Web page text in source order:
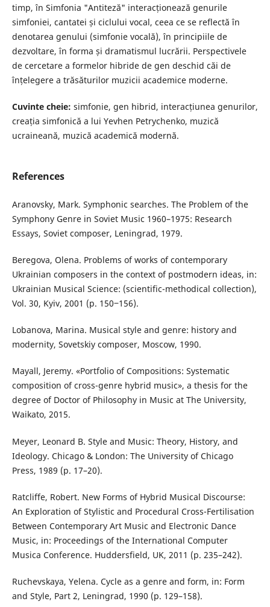
timp, în Simfonia "Antiteză" interacționează genurile
simfoniei, cantatei și ciclului vocal, ceea ce se reflectă în
denotarea genului (simfonie vocală), în principiile de
dezvoltare, în forma și dramatismul lucrării. Perspectivele
de cercetare a formelor hibride de gen deschid căi de
înțelegere a trăsăturilor muzicii academice moderne.
Cuvinte cheie: simfonie, gen hibrid, interacțiunea genurilor,
creația simfonică a lui Yevhen Petrychenko, muzică
ucraineană, muzică academică modernă.
References
Aranovsky, Mark. Symphonic searches. The Problem of the
Symphony Genre in Soviet Music 1960–1975: Research
Essays, Soviet composer, Leningrad, 1979.
Beregova, Olena. Problems of works of contemporary
Ukrainian composers in the context of postmodern ideas, in:
Ukrainian Musical Science: (scientific-methodical collection),
Vol. 30, Kyiv, 2001 (p. 150‒156).
Lobanova, Marina. Musical style and genre: history and
modernity, Sovetskiy composer, Moscow, 1990.
Mayall, Jeremy. «Portfolio of Compositions: Systematic
composition of cross-genre hybrid music», a thesis for the
degree of Doctor of Philosophy in Music at The University,
Waikato, 2015.
Meyer, Leonard B. Style and Music: Theory, History, and
Ideology. Chicago & London: The University of Chicago
Press, 1989 (p. 17–20).
Ratcliffe, Robert. New Forms of Hybrid Musical Discourse:
An Exploration of Stylistic and Procedural Cross-Fertilisation
Between Contemporary Art Music and Electronic Dance
Music, in: Proceedings of the International Computer
Musica Conference. Huddersfield, UK, 2011 (p. 235–242).
Ruchevskaya, Yelena. Cycle as a genre and form, in: Form
and Style, Part 2, Leningrad, 1990 (p. 129–158).